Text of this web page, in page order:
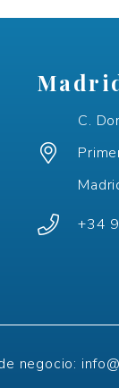
C.
+34
negocio: